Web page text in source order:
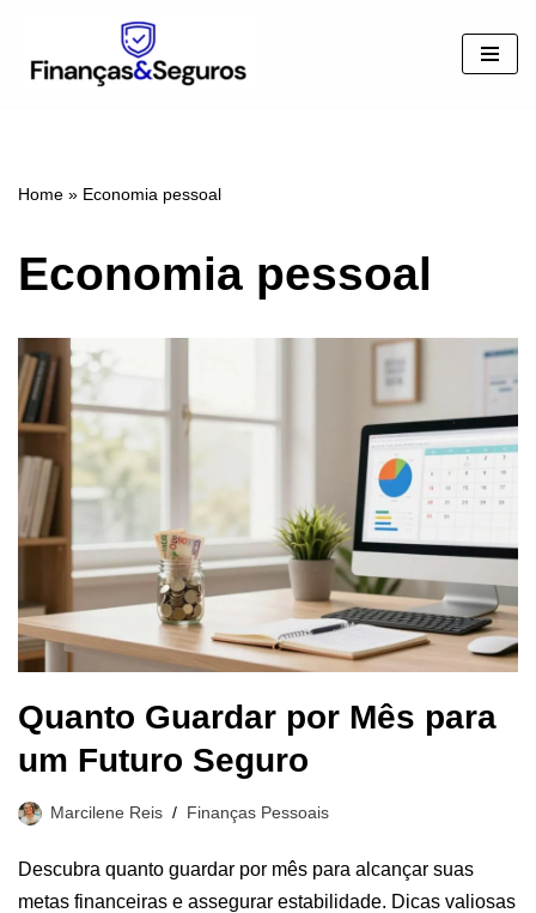
Pular
Home » Economia pessoal
Economia pessoal
Quanto Guardar por Mês para
um Futuro Seguro
Marcilene Reis Finanças Pessoais
Descubra quanto guardar por mês para alcançar suas
metas financeiras e assegurar estabilidade. Dicas valiosas